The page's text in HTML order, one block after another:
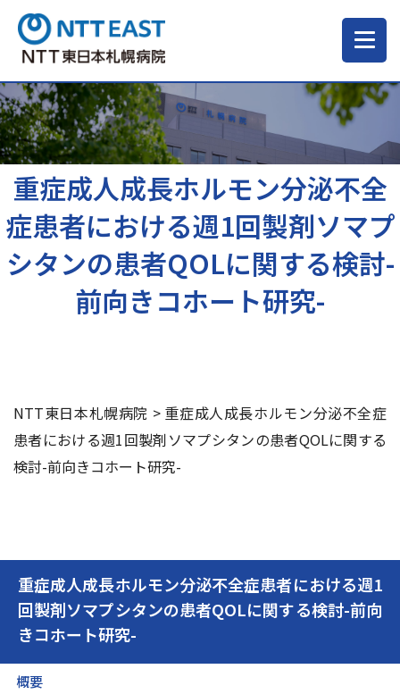
当院について
ご来院される方へ
診療科・部門
医療・介護関係の方
交通アクセス
重症成人成長ホルモン分泌不全症患者における週1
回製剤ソマプシタンの患者QOLに関する検討-前向
きコホート研究-
概要
重症成人成長ホルモン分泌不全
症患者における週1回製剤ソマプ
シタンの患者QOLに関する検討-
前向きコホート研究-
NTT東日本札幌病院 > 重症成人成長ホルモン分泌不全症
患者における週1回製剤ソマプシタンの患者QOLに関する
検討-前向きコホート研究-